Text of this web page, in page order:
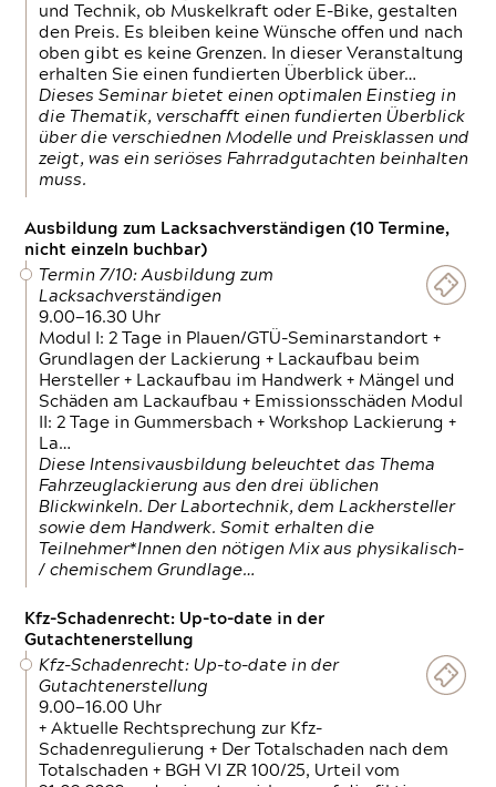
und Technik, ob Muskelkraft oder E-Bike, gestalten
den Preis. Es bleiben keine Wünsche offen und nach
oben gibt es keine Grenzen. In dieser Veranstaltung
erhalten Sie einen fundierten Überblick über…
Dieses Seminar bietet einen optimalen Einstieg in
die Thematik, verschafft einen fundierten Überblick
über die verschiednen Modelle und Preisklassen und
zeigt, was ein seriöses Fahrradgutachten beinhalten
muss.
Ausbildung zum Lacksachverständigen (10 Termine,
nicht einzeln buchbar)
Termin 7/10: Ausbildung zum
Lacksachverständigen
9.00—16.30 Uhr
Modul I: 2 Tage in Plauen/GTÜ-Seminarstandort +
Grundlagen der Lackierung + Lackaufbau beim
Hersteller + Lackaufbau im Handwerk + Mängel und
Schäden am Lackaufbau + Emissionsschäden Modul
II: 2 Tage in Gummersbach + Workshop Lackierung +
La…
Diese Intensivausbildung beleuchtet das Thema
Fahrzeuglackierung aus den drei üblichen
Blickwinkeln. Der Labortechnik, dem Lackhersteller
sowie dem Handwerk. Somit erhalten die
Teilnehmer*Innen den nötigen Mix aus physikalisch-
/ chemischem Grundlage…
Kfz-Schadenrecht: Up-to-date in der
Gutachtenerstellung
Kfz-Schadenrecht: Up-to-date in der
Gutachtenerstellung
9.00—16.00 Uhr
+ Aktuelle Rechtsprechung zur Kfz-
Schadenregulierung + Der Totalschaden nach dem
Totalschaden + BGH VI ZR 100/25, Urteil vom